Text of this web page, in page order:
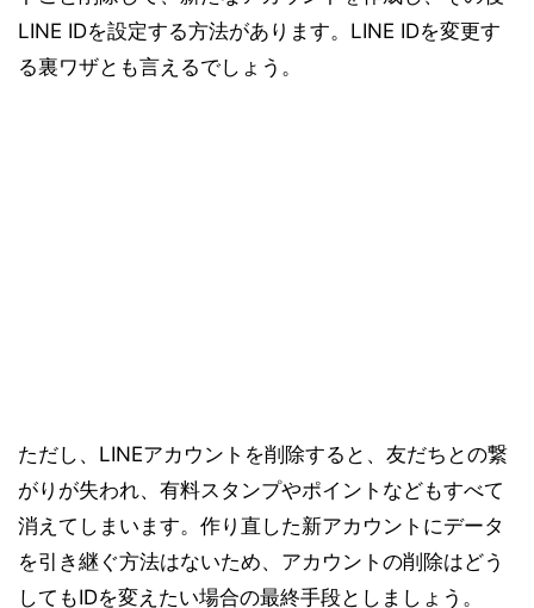
LINE IDを設定する方法があります。LINE IDを変更す
る裏ワザとも言えるでしょう。
ただし、LINEアカウントを削除すると、友だちとの繋
がりが失われ、有料スタンプやポイントなどもすべて
消えてしまいます。作り直した新アカウントにデータ
を引き継ぐ方法はないため、アカウントの削除はどう
してもIDを変えたい場合の最終手段としましょう。